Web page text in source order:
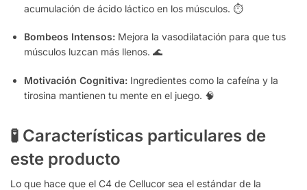
acumulación de ácido láctico en los músculos. ⏱️
Bombeos Intensos: Mejora la vasodilatación para que tus
músculos luzcan más llenos. 🌊
Motivación Cognitiva: Ingredientes como la cafeína y la
tirosina mantienen tu mente en el juego. 🧠
🧪 Características particulares de
este producto
Lo que hace que el C4 de Cellucor sea el estándar de la